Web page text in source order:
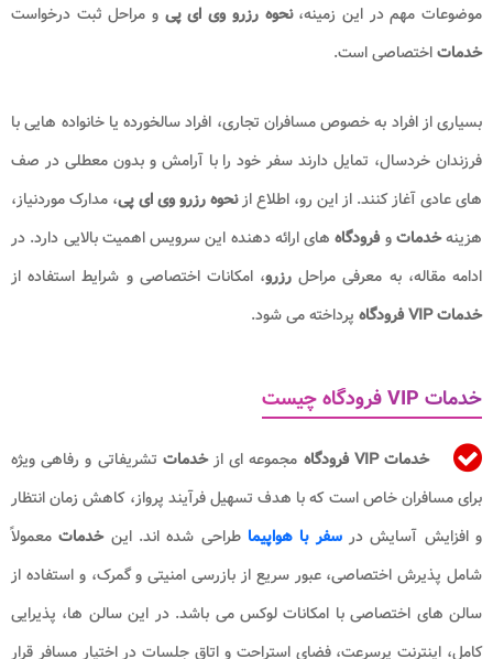
موضوعات مهم در این زمینه،نحوه رزرو وی ای پی و مراحل ثبت درخواست
خدماتاختصاصی است.
بسیاری از افراد به خصوص مسافران تجاری، افراد سالخورده یا خانواده هایی با
فرزندان خردسال، تمایل دارند سفر خود را با آرامش و بدون معطلی در صف
های عادی آغاز کنند. از این رو، اطلاع ازنحوه رزرو وی ای پی، مدارک موردنیاز،
هزینهخدماتوفرودگاه های ارائه دهنده این سرویس اهمیت بالایی دارد. در
ادامه مقاله، به معرفی مراحل رزرو، امکانات اختصاصی و شرایط استفاده از
خدمات VIP فرودگاه
پرداخته می شود.
‬خدمات VIP فرودگاه چیست
خدمات VIP فرودگاه مجموعه ای ازخدمات تشریفاتی و رفاهی ویژه
برای مسافران خاص است که با هدف تسهیل فرآیند پرواز، کاهش زمان انتظار
و افزایش آسایش درسفر با هواپیما طراحی شده اند. اینخدمات معمولاً
شامل پذیرش اختصاصی، عبور سریع از بازرسی امنیتی و گمرک، و استفاده از
سالن های اختصاصی با امکانات لوکس می باشد. در این سالن ها، پذیرایی
کامل، اینترنت پرسرعت، فضای استراحت و اتاق جلسات در اختیار مسافر قرار